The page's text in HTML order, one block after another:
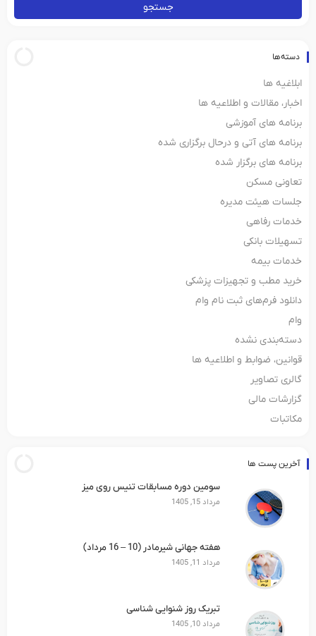
جستجو
دسته‌ها
ابلاغیه ها
اخبار، مقالات و اطلاعیه ها
برنامه های آموزشی
برنامه های آتی و درحال برگزاری شده
برنامه های برگزار شده
تعاونی مسکن
جلسات هیئت مدیره
خدمات رفاهی
تسهیلات بانکی
خدمات بیمه
خرید مطب و تجهیزات پزشکی
دانلود فرم‌های ثبت‌ نام وام
وام
دسته‌بندی نشده
قوانین، ضوابط و اطلاعیه ها
گالری تصاویر
گزارشات مالی
مکاتبات
آخرین پست ها
سومین دوره مسابقات تنیس روی میز‎
مرداد 15, 1405
هفته جهانی شیرمادر (10 – 16 مرداد)
مرداد 11, 1405
تبریک روز شنوایی شناسی
مرداد 10, 1405